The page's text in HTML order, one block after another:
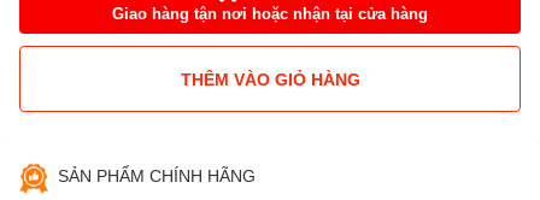
Giao hàng tận nơi hoặc nhận tại cửa hàng
THÊM VÀO GIỎ HÀNG
SẢN PHẨM CHÍNH HÃNG